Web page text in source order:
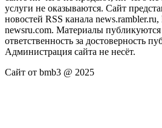
услуги не оказываются. Сайт
новостей RSS канала news.rambler.ru,
newsru.com. Материалы публикуются
ответственность за достоверность
Администрация сайта не несёт.
Сайт от bmb3 @ 2025